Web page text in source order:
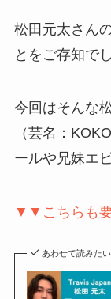
松田元太さん
とをご存知で
今回はそんな
（芸名：
ールや兄妹エ
▼▼こちらも
あわせて読みたい